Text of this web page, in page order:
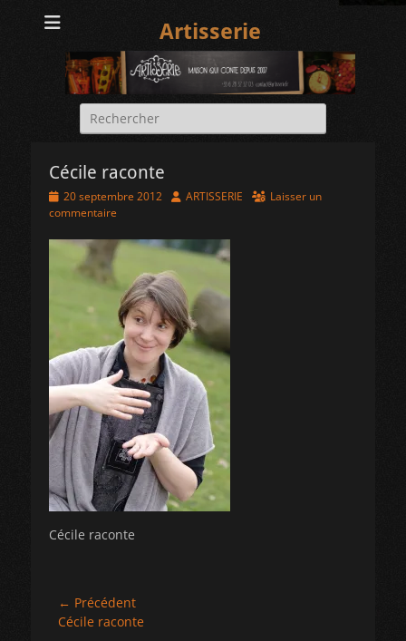
Artisserie
Rechercher :
Cécile raconte
Posted
on
20 septembre 2012 Author
ARTISSERIE
Laisser un
commentaire
Cécile raconte
Navigation
de
← Précédent
Article
Cécile raconte